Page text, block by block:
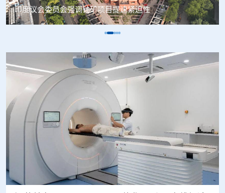
中核辐智正式设立 中国同辐持股90%打通核医疗全产